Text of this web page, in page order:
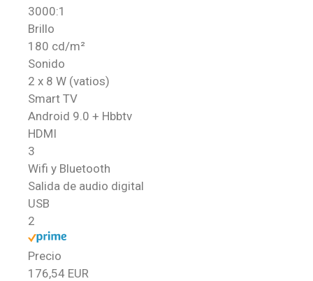
3000:1
Brillo
180 cd/m²
Sonido
2 x 8 W (vatios)
Smart TV
Android 9.0 + Hbbtv
HDMI
3
Wifi y Bluetooth
Salida de audio digital
USB
2
Precio
176,54 EUR